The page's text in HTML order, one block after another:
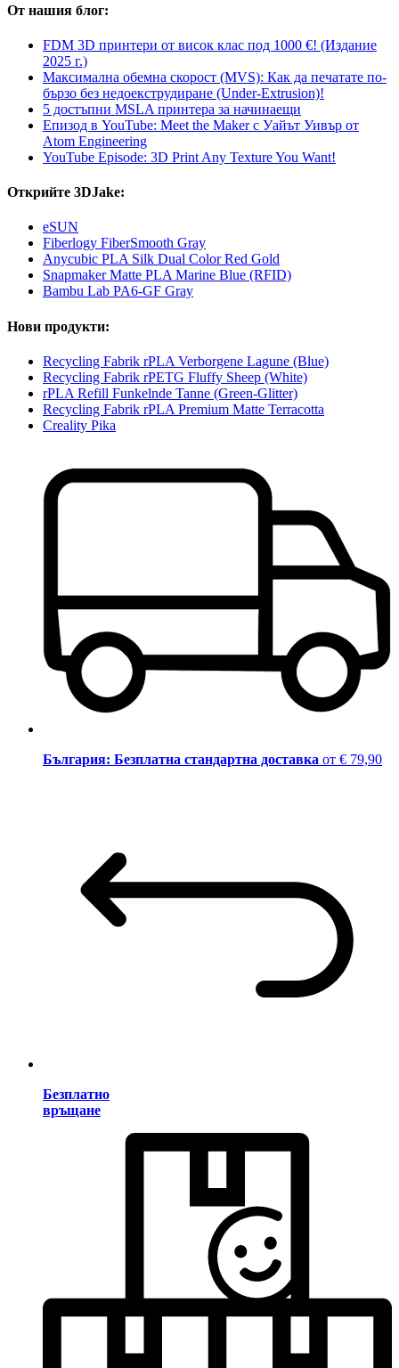
От нашия блог:
FDM 3D принтери от висок клас под 1000 €! (Издание
2025 г.)
Максимална обемна скорост (MVS): Как да печатате по-
бързо без недоекструдиране (Under-Extrusion)!
5 достъпни MSLA принтера за начинаещи
Епизод в YouTube: Meet the Maker с Уайът Уивър от
Atom Engineering
YouTube Episode: 3D Print Any Texture You Want!
Открийте 3DJake:
eSUN
Fiberlogy FiberSmooth Gray
Anycubic PLA Silk Dual Color Red Gold
Snapmaker Matte PLA Marine Blue (RFID)
Bambu Lab PA6-GF Gray
Нови продукти:
Recycling Fabrik rPLA Verborgene Lagune (Blue)
Recycling Fabrik rPETG Fluffy Sheep (White)
rPLA Refill Funkelnde Tanne (Green-Glitter)
Recycling Fabrik rPLA Premium Matte Terracotta
Creality Pika
България: Безплатна стандартна доставка от € 79,90
Безплатно
връщане